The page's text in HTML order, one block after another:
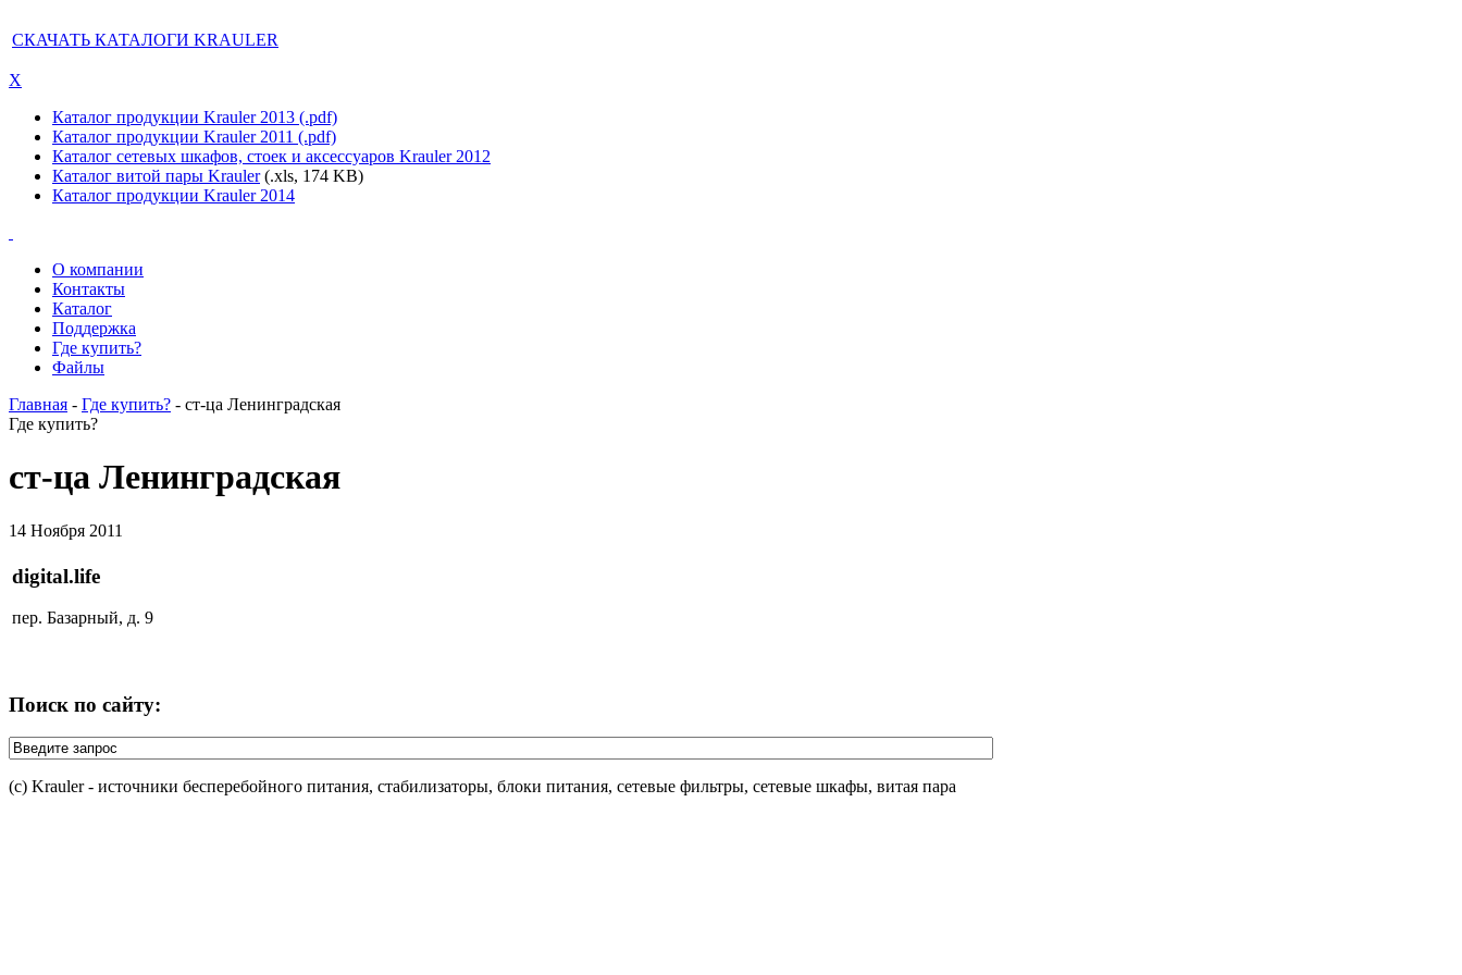
СКАЧАТЬ КАТАЛОГИ KRAULER
X
Каталог продукции Krauler 2013 (.pdf)
Каталог продукции Krauler 2011 (.pdf)
Каталог сетевых шкафов, стоек и аксессуаров Krauler 2012
Каталог витой пары Krauler(.xls, 174 KB)
Каталог продукции Krauler 2014
О компании
Контакты
Каталог
Поддержка
Где купить?
Файлы
Главная - Где купить? - ст-ца Ленинградская
Где купить?
ст-ца Ленинградская
14 Ноября 2011
digital.life
пер. Базарный, д. 9
Поиск по сайту:
(c) Krauler - источники бесперебойного питания, стабилизаторы, блоки питания, сетевые фильтры, сетевые шкафы, витая пара